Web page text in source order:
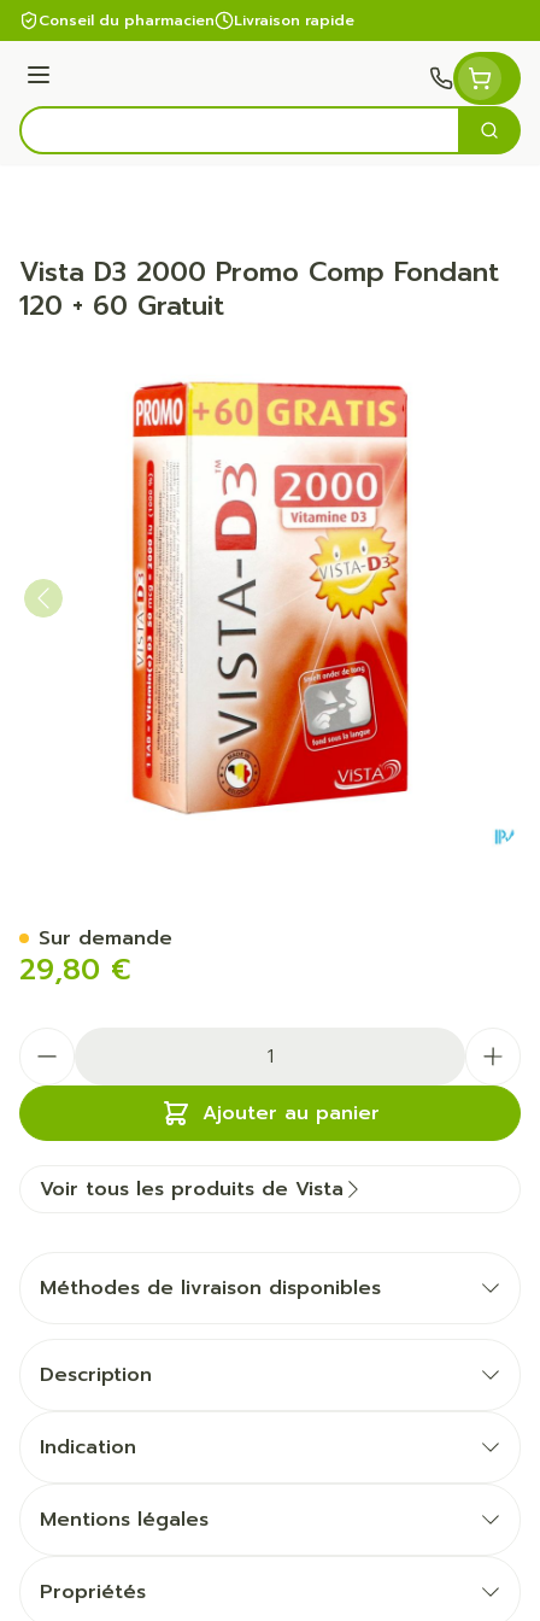
Aller au contenu
Conseil du pharmacien Livraison rapide
Menu
Rechercher
Vista D3 2000 Promo Comp Fondant
120 + 60 Gratuit
29,80 €
Ajouter au panier
Sur demande
Voir tous les produits de Vista
Méthodes de livraison disponibles
Description
Indication
Mentions légales
Propriétés